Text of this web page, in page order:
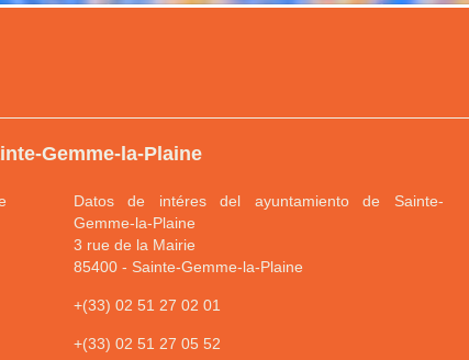
Gemme-la-Plaine
Datos de intéres del ayuntamiento de Sainte-
Gemme-la-Plaine
3 rue de la Mairie
85400- Sainte-Gemme-la-Plaine
+(33) 02 51 27 02 01
+(33) 02 51 27 05 52